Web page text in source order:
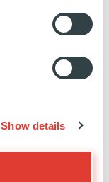
Show details